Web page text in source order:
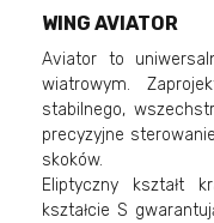
WING AVIATOR
Aviator to
wiatrowym.
stabilnego,
precyzyjne
skoków.
Eliptyczny kształt
kształcie S